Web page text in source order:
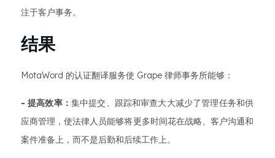
注于客户事务。
结果
MotaWord 的认证翻译服务使 Grape 律师事务所能够：
- 提高效率： 集中提交、跟踪和审查大大减少了管理任务和供
应商管理，使法律人员能够将更多时间花在战略、客户沟通和
案件准备上，而不是后勤和后续工作上。